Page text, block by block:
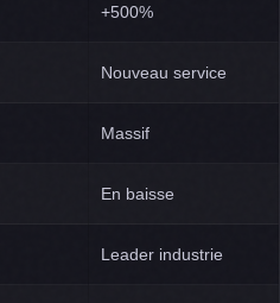
+500%
Nouveau service
Massif
En baisse
Leader industrie